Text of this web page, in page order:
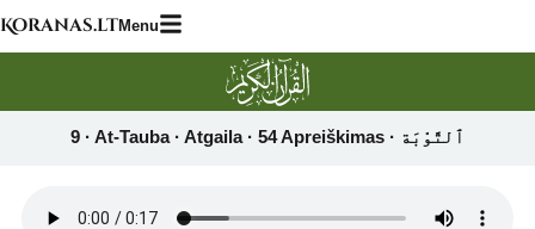
Skip
to
Koranas.ltMenu